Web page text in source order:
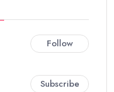
Follow
Subscribe